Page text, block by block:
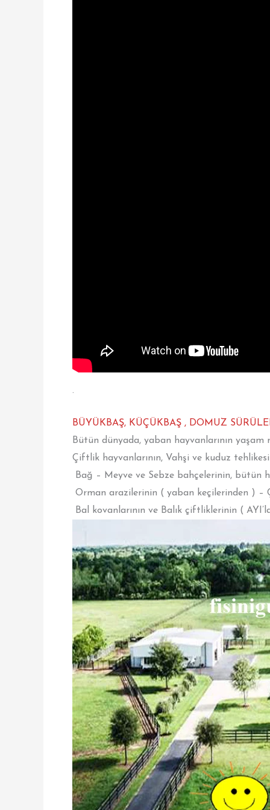
.
BÜYÜKBAŞ, KÜÇÜKBAŞ , DOMUZ
Bütün dünyada, yaban hayvanlarının
Çiftlik hayvanlarının, Vahşi ve kuduz
Bağ – Meyve ve Sebze bahçelerinin, bütün
Orman arazilerinin ( yaban keçilerinden ) –
Bal kovanlarının ve Balık çiftliklerinin (